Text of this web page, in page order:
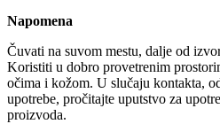
Napomena
Čuvati na suvom mestu, dalje od
Koristiti u dobro provetrenim
očima i kožom. U slučaju kontakta,
upotrebe, pročitajte uputstvo za
proizvoda.